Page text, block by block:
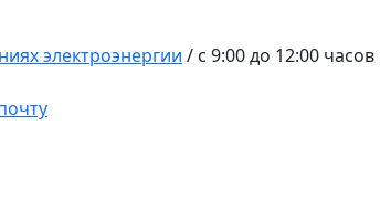
электроэнергии / с 9:00 до 12:00